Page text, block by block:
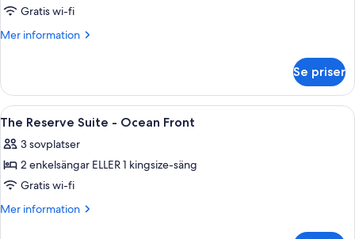
Gratis wi-fi
Mer information
Mer
Reserve
Premium
Ocean
Se priser
Öppna
alla
foton
för
The
Reserve
Sängtillbehör av högsta kvalitet,
3
The Reserve Suite - Ocean Front
3 sovplatser
2 enkelsängar ELLER 1 kingsize-säng
Gratis wi-fi
Mer information
Mer